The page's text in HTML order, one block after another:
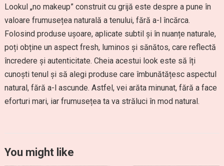
Lookul „no makeup” construit cu grijă este despre a pune în
valoare frumusețea naturală a tenului, fără a-l încărca.
Folosind produse ușoare, aplicate subtil și în nuanțe naturale,
poți obține un aspect fresh, luminos și sănătos, care reflectă
încredere și autenticitate. Cheia acestui look este să îți
cunoști tenul și să alegi produse care îmbunătățesc aspectul
natural, fără a-l ascunde. Astfel, vei arăta minunat, fără a face
eforturi mari, iar frumusețea ta va străluci în mod natural.
You might like